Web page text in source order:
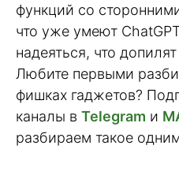
функций со
что уже умеют
надеяться, что
Любите первыми
фишках гаджетов?
каналы в Telegram и
разбираем такое